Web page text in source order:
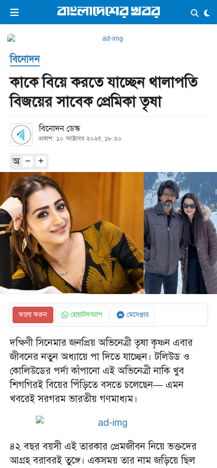
ভিডিও ই-পেপার লগইন ×
প্রচ্ছদ
সর্বশেষ
সব বিভাগ
কনভার্টার
বিনোদন
কাকে বিয়ে করতে যাচ্ছেন থালাপতি
বিজয়ের সাবেক প্রেমিকা তৃষা
বিনোদন ডেস্ক
প্রকাশ: ১০ অক্টোবর ২০২৫, ১৮:২০
অ
ফলো করুন হোয়াটসঅ্যাপ মেসেঞ্জার
দক্ষিণী সিনেমার জনপ্রিয় অভিনেত্রী তৃষা কৃষ্ণন এবার
জীবনের নতুন অধ্যায়ে পা দিতে যাচ্ছেন। টলিউড ও
কোলিউডের পর্দা কাঁপানো এই অভিনেত্রী নাকি খুব
শিগগিরই বিয়ের পিঁড়িতে বসতে চলেছেন— এমন
খবরেই সরগরম ভারতীয় গণমাধ্যম।
৪২ বছর বয়সী এই তারকার প্রেমজীবন নিয়ে ভক্তদের
আগ্রহ বরাবরই তুঙ্গে। একসময় তার নাম জড়িয়ে ছিল